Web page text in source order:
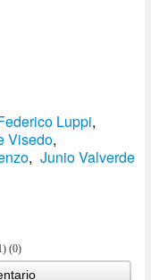
Luppi,
Visedo,
, Junio Valverde
(0)